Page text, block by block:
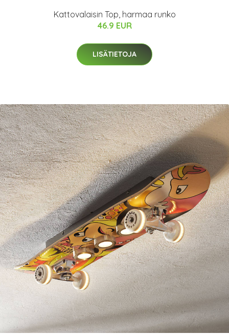
Kattovalaisin Top, harmaa runko
46.9 EUR
LISÄTIETOJA